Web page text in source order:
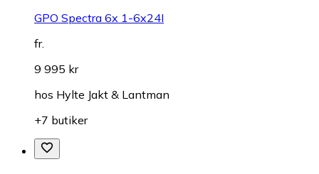
GPO Spectra 6x 1-6x24I
fr.
9 995 kr
hos Hylte Jakt & Lantman
+7 butiker